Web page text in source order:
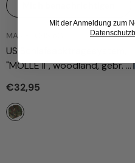
ANBIETER:
MAX FUCHS AG
US Schlafsacktragesystem,
"MOLLE II", woodland, gebr.
€32,95
Mit der Anmeldung zum